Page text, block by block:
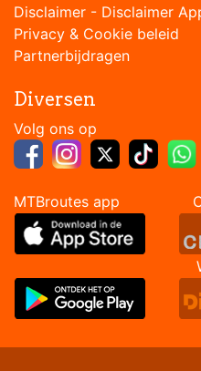
Disclaimer - Disclaimer
Privacy & Cookie beleid
Partnerbijdragen
Diversen
Volg ons
MTBroutes app Co